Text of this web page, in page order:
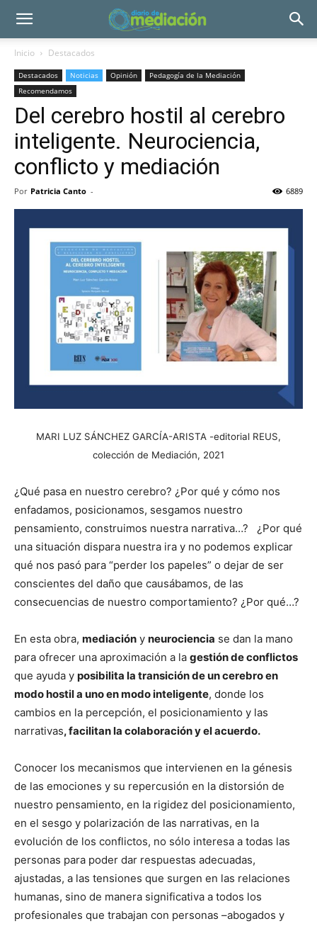
Inicio Destacados
Destacados Noticias Opinión
Pedagogía de la Mediación
Recomendamos
Del cerebro hostil al cerebro
inteligente. Neurociencia,
conflicto y mediación
Por Patricia Canto - 6889
MARI LUZ SÁNCHEZ GARCÍA-ARISTA -editorial REUS,
colección de Mediación, 2021
¿Qué pasa en nuestro cerebro? ¿Por qué y cómo nos
enfadamos, posicionamos, sesgamos nuestro
pensamiento, construimos nuestra narrativa…? ¿Por qué
una situación dispara nuestra ira y no podemos explicar
qué nos pasó para “perder los papeles” o dejar de ser
conscientes del daño que causábamos, de las
consecuencias de nuestro comportamiento? ¿Por qué…?
En esta obra, mediación y neurociencia se dan la mano
para ofrecer una aproximación a la gestión de conflictos
que ayuda y posibilita la transición de un cerebro en
modo hostil a uno en modo inteligente, donde los
cambios en la percepción, el posicionamiento y las
narrativas, facilitan la colaboración y el acuerdo.
Conocer los mecanismos que intervienen en la génesis
de las emociones y su repercusión en la distorsión de
nuestro pensamiento, en la rigidez del posicionamiento,
en el sesgo y polarización de las narrativas, en la
evolución de los conflictos, no sólo interesa a todas las
personas para poder dar respuestas adecuadas,
ajustadas, a las tensiones que surgen en las relaciones
humanas, sino de manera significativa a todos los
profesionales que trabajan con personas –abogados y